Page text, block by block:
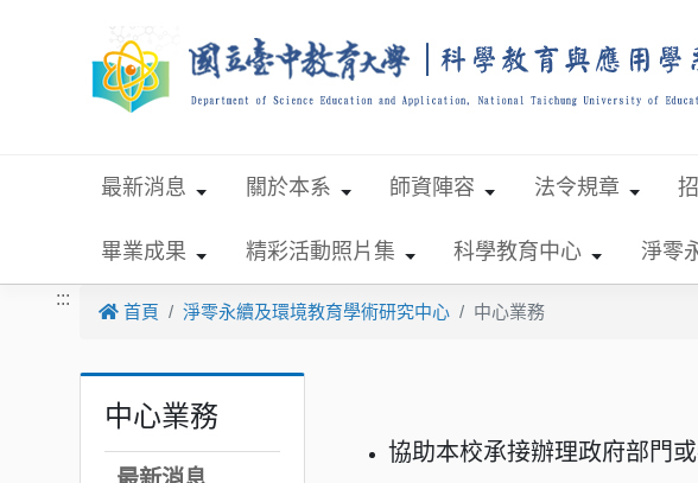
最新消息 關於本系 師資陣容 法令規章
畢業成果 精彩活動照片集 科學教育中心 淨零
:::
首頁 淨零永續及環境教育學術研究中心 中心業務
中心業務
協助本校承接辦理政府部門